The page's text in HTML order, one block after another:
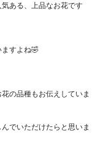
ある、上品なお花です
ますよね🤣
の品種もお伝えしていま
でいただけたらと思いま